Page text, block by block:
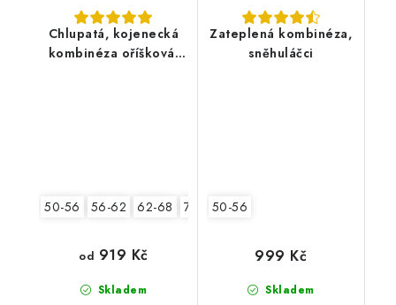
Chlupatá, kojenecká
kombinéza oříšková,
50-56 56-62 62-68 74-80
Skladem
od 919 Kč
Zateplená kombinéza,
sněhuláčci
50-56
Skladem
999 Kč